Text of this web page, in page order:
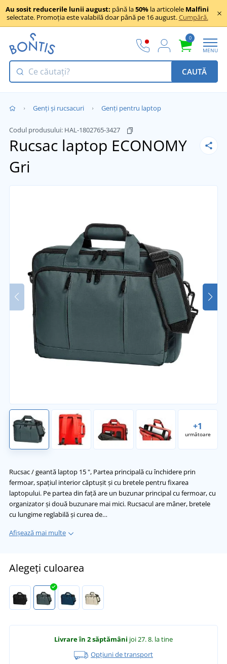
Au sosit reducerile lunii august: până la50% la articolele Malfini
selectate. Promoția este valabilă doar până pe 16 august.Cumpără.
0
MENU
CAUTĂ
Genți și rucsacuri Genți pentru laptop
Codul produsului: HAL-1802765-3427
Rucsac laptop ECONOMY
Gri
+1
următoare
Rucsac / geantă laptop 15 ", Partea principală cu închidere prin
fermoar, spațiul interior căptușit și cu bretele pentru fixarea
laptopului. Pe partea din față are un buzunar principal cu fermoar, cu
organizator și două buzunare mai mici. Rucsacul are mâner, bretele
cu lungime reglabilă și curea de…
Afișează mai multe
Alegeți culoarea
Livrare în 2 săptămâni joi 27. 8. la tine
Opțiuni de transport